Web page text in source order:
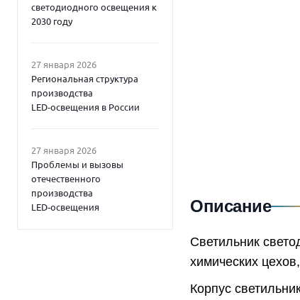
светодиодного освещения к
2030 году
27 января 2026
Региональная структура
производства
LED‑освещения в России
27 января 2026
Проблемы и вызовы
отечественного
производства
LED‑освещения
Описание
Светильник
химических
Корпус